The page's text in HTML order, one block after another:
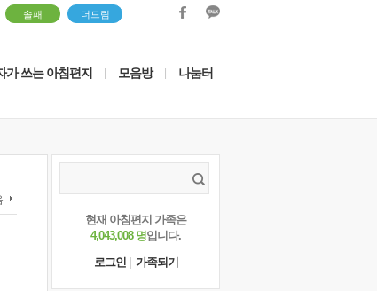
솔패 더드림
가 쓰는 아침편지 모음방 나눔터
현재 아침편지 가족은
4,043,008 명입니다.
로그인
가족되기